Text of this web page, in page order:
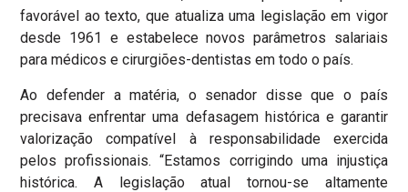
favorável ao texto, que atualiza uma legislação em vigor
desde 1961 e estabelece novos parâmetros salariais
para médicos e cirurgiões-dentistas em todo o país.
Ao defender a matéria, o senador disse que o país
precisava enfrentar uma defasagem histórica e garantir
valorização compatível à responsabilidade exercida
pelos profissionais. “Estamos corrigindo uma injustiça
histórica. A legislação atual tornou-se altamente